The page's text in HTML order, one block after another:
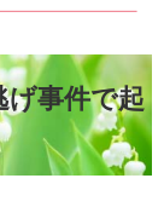
げ事件で起